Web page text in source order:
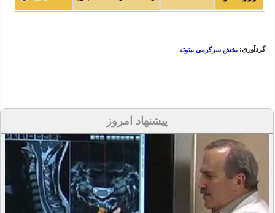
گردآوری: بخش سرگرمی بیتوته
پیشنهاد امروز